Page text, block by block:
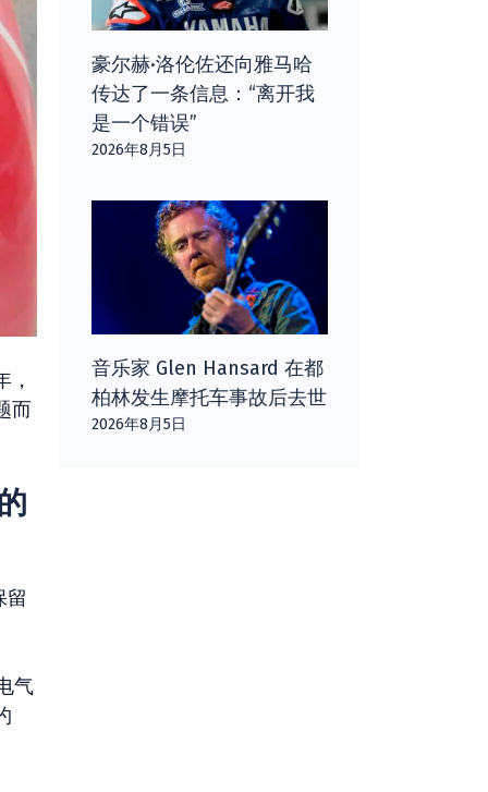
，
而
留
气
豪尔赫·洛伦佐还向雅马哈
传达了一条信息：“离开我
是一个错误”
2026年8月5日
音乐家 Glen Hansard 在都
柏林发生摩托车事故后去世
2026年8月5日